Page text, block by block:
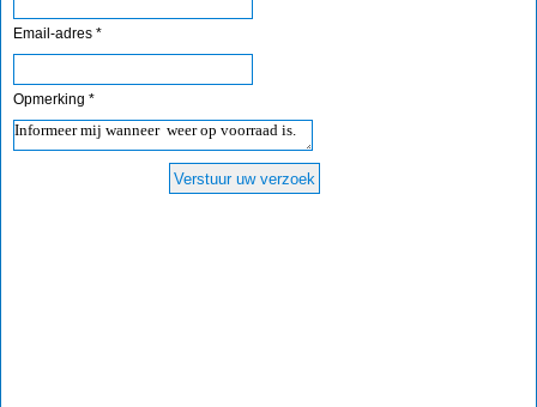
Email-adres *
Opmerking *